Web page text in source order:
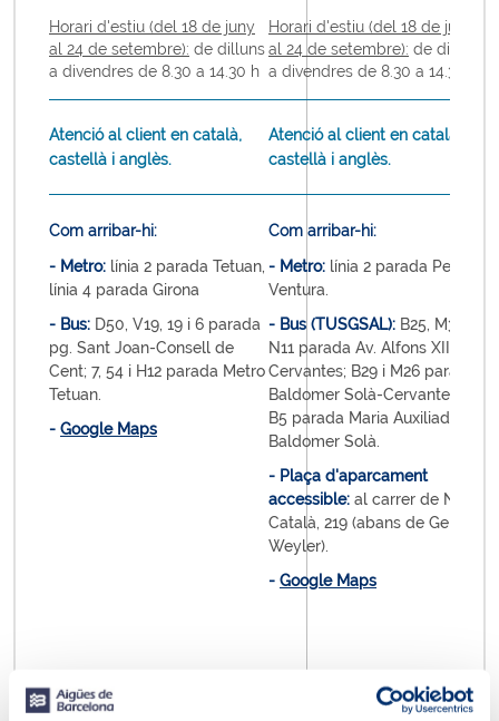
Horari d'estiu (del 18 de juny
al 24 de setembre): de dilluns
a divendres de 8.30 a 14.30 h
Atenció al client en català,
castellà i anglès.
Com arribar-hi:
- Metro: línia 2 parada Tetuan,
línia 4 parada Girona
- Bus: D50, V19, 19 i 6 parada
pg. Sant Joan-Consell de
Cent; 7, 54 i H12 parada Metro
Tetuan.
- Google Maps
Horari d'estiu (del 18 de juny
al 24 de setembre): de dilluns
a divendres de 8.30 a 14.30 h
Atenció al client en català,
castellà i anglès.
Com arribar-hi:
- Metro: línia 2 parada Pep
Ventura.
- Bus (TUSGSAL): B25, M30 i
N11 parada Av. Alfons XIII-
Cervantes; B29 i M26 parada
Baldomer Solà-Cervantes, i
B5 parada Maria Auxiliadora-
Baldomer Solà.
- Plaça d'aparcament
accessible: al carrer de Neus
Català, 219 (abans de General
Weyler).
- Google Maps